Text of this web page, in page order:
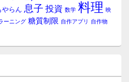
らん 息子 投資 数学 料理 映
ーニング 糖質制限 自作アプリ 自作物